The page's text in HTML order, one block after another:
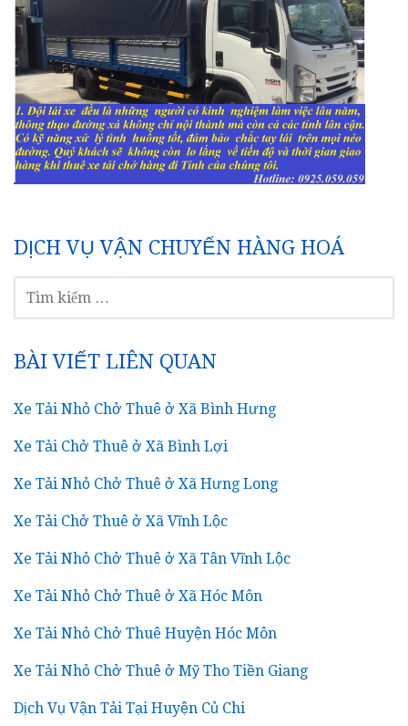
DỊCH VỤ VẬN CHUYỂN HÀNG HOÁ
KIẾM
BÀI VIẾT LIÊN QUAN
Xe Tải Nhỏ Chở Thuê ở Xã Bình Hưng
Xe Tải Chở Thuê ở Xã Bình Lợi
Xe Tải Nhỏ Chở Thuê ở Xã Hưng Long
Xe Tải Chở Thuê ở Xã Vĩnh Lộc
Xe Tải Nhỏ Chở Thuê ở Xã Tân Vĩnh Lộc
Xe Tải Nhỏ Chở Thuê ở Xã Hóc Môn
Xe Tải Nhỏ Chở Thuê Huyện Hóc Môn
Xe Tải Nhỏ Chở Thuê ở Mỹ Tho Tiền Giang
Dịch Vụ Vận Tải Tại Huyện Củ Chi